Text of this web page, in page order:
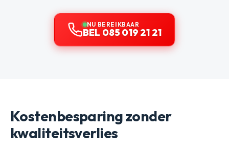
NU BEREIKBAAR
BEL 085 019 21 21
Kostenbesparing zonder
kwaliteitsverlies